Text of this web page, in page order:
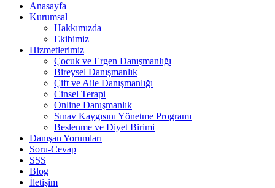
Anasayfa
Kurumsal
Hakkımızda
Ekibimiz
Hizmetlerimiz
Çocuk ve Ergen Danışmanlığı
Bireysel Danışmanlık
Çift ve Aile Danışmanlığı
Cinsel Terapi
Online Danışmanlık
Sınav Kaygısını Yönetme Programı
Beslenme ve Diyet Birimi
Danışan Yorumları
Soru-Cevap
SSS
Blog
İletişim